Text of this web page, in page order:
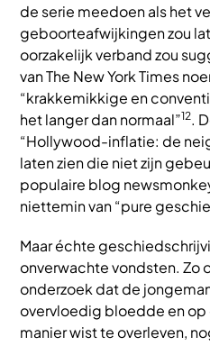
de serie meedoen als het
geboorteafwijkingen zou
oorzakelijk verband zou
van The New York Times
“krakkemikkige en
het langer dan normaal”12.
“Hollywood-inflatie: de
laten zien die niet zijn
populaire blog
niettemin van “pure
Maar échte
onverwachte vondsten. Zo
onderzoek dat de
overvloedig bloedde en op
manier wist te overleven,